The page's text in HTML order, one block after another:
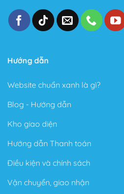
Chính sách bán hàng
Chính sách vận chuyển, giao nhận
Chính sách bảo hành/bảo trì
Chính sách trả hàng/hoàn tiền
Chính sách và quy định chung
Chính sách hỗ trợ và liên hệ
Theo dõi chúng tôi